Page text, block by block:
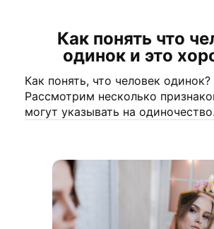
Как понять что
одинок и это
Как понять, что человек одинок?
Рассмотрим несколько
могут указывать на одиночество.